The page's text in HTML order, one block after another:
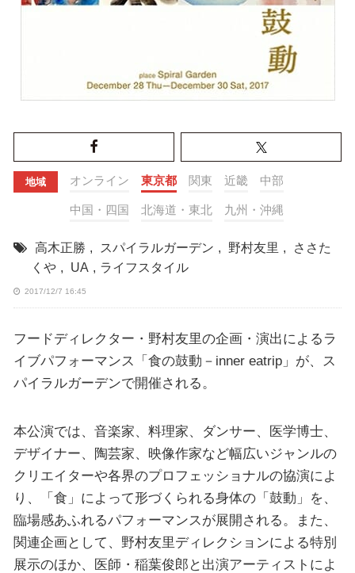
地域 オンライン 東京都 関東 近畿 中部
中国・四国 北海道・東北 九州・沖縄
高木正勝 , スパイラルガーデン , 野村友里 ,
ささた
くや , UA , ライフスタイル
2017/12/7 16:45
フードディレクター・野村友里の企画・演出によるラ
イブパフォーマンス「食の鼓動－inner eatrip」が、ス
パイラルガーデンで開催される。
本公演では、音楽家、料理家、ダンサー、医学博士、
デザイナー、陶芸家、映像作家など幅広いジャンルの
クリエイターや各界のプロフェッショナルの協演によ
り、「食」によって形づくられる身体の「鼓動」を、
臨場感あふれるパフォーマンスが展開される。また、
関連企画として、野村友里ディレクションによる特別
展示のほか、医師・稲葉俊郎と出演アーティストによ